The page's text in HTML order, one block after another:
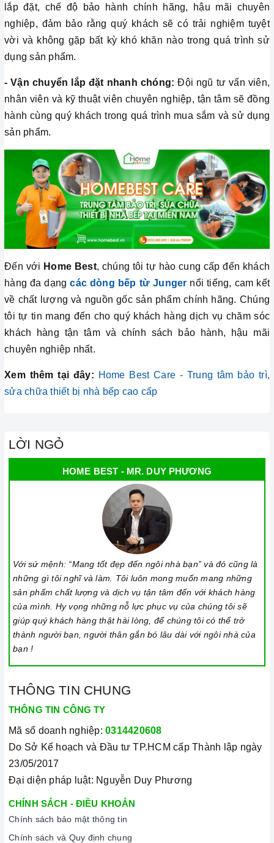
lắp đặt, chế độ bảo hành chính hãng, hậu mãi chuyên
nghiệp, đảm bảo rằng quý khách sẽ có trải nghiệm tuyệt
vời và không gặp bất kỳ khó khăn nào trong quá trình sử
dụng sản phẩm.
- Vận chuyển lắp đặt nhanh chóng: Đội ngũ tư vấn viên,
nhân viên và kỹ thuật viên chuyên nghiệp, tận tâm sẽ đồng
hành cùng quý khách trong quá trình mua sắm và sử dụng
sản phẩm.
Đến với Home Best, chúng tôi tự hào cung cấp đến khách
hàng đa dạngcác dòng bếp từ Junger nổi tiếng, cam kết
về chất lượng và nguồn gốc sản phẩm chính hãng. Chúng
tôi tự tin mang đến cho quý khách hàng dịch vụ chăm sóc
khách hàng tận tâm và chính sách bảo hành, hậu mãi
chuyên nghiệp nhất.
Xem thêm tại đây: Home Best Care - Trung tâm bảo trì,
sửa chữa thiết bị nhà bếp cao cấp
LỜI NGỎ
HOME BEST - MR. DUY PHƯƠNG
Với sứ mệnh: “Mang tốt đẹp đến ngôi nhà bạn” và đó cũng là
những gì tôi nghĩ và làm. Tôi luôn mong muốn mang những
sản phẩm chất lượng và dịch vụ tận tâm đến với khách hàng
của mình. Hy vọng những nỗ lực phục vụ của chúng tôi sẽ
giúp quý khách hàng thật hài lòng, để chúng tôi có thể trở
thành người bạn, người thân gắn bó lâu dài với ngôi nhà của
bạn !
THÔNG TIN CHUNG
THÔNG TIN CÔNG TY
Mã số doanh nghiệp: 0314420608
Do Sở Kế hoạch và Đầu tư TP.HCM cấp Thành lập ngày
23/05/2017
Đại diện pháp luật: Nguyễn Duy Phương
CHÍNH SÁCH - ĐIỀU KHOẢN
Chính sách bảo mật thông tin
Chính sách và Quy định chung